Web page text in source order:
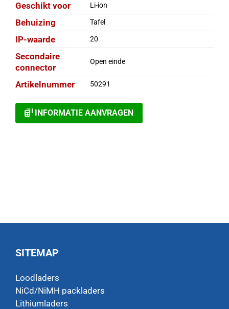
Geschikt voor Li-ion
Behuizing Tafel
IP-waarde 20
Secondaire
connector
Open einde
Artikelnummer 50291
INFORMATIE AANVRAGEN
SITEMAP
Loodladers
NiCd/NiMH packladers
Lithiumladers